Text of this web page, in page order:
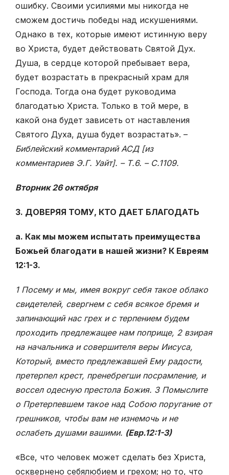
ошибку. Своими усилиями мы никогда не
сможем достичь победы над искушениями.
Однако в тех, которые имеют истинную веру
во Христа, будет действовать Святой Дух.
Душа, в сердце которой пребывает вера,
будет возрастать в прекрасный храм для
Господа. Тогда она будет руководима
благодатью Христа. Только в той мере, в
какой она будет зависеть от наставления
Святого Духа, душа будет возрастать». –
Библейский комментарий АСД [из
комментариев Э.Г. Уайт]. – Т.6. – С.1109.
Вторник 26 октября
3. ДОВЕРЯЯ ТОМУ, КТО ДАЕТ БЛАГОДАТЬ
а. Как мы можем испытать преимущества
Божьей благодати в нашей жизни? К Евреям
12:1-3.
1 Посему и мы, имея вокруг себя такое облако
свидетелей, свергнем с себя всякое бремя и
запинающий нас грех и с терпением будем
проходить предлежащее нам поприще, 2 взирая
на начальника и совершителя веры Иисуса,
Который, вместо предлежавшей Ему радости,
претерпел крест, пренебрегши посрамление, и
воссел одесную престола Божия. 3 Помыслите
о Претерпевшем такое над Собою поругание от
грешников, чтобы вам не изнемочь и не
ослабеть душами вашими. (Евр.12:1-3)
«Все, что человек может сделать без Христа,
осквернено себялюбием и грехом; но то, что